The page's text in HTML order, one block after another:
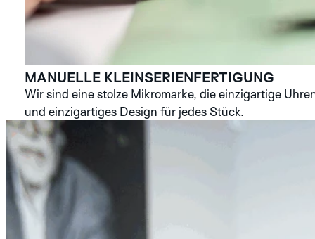
MANUELLE KLEIN­SERIENFERTIGUNG
Wir sind eine stolze Mikromarke, die einzigartige
und einzigartiges Design für jedes Stück.